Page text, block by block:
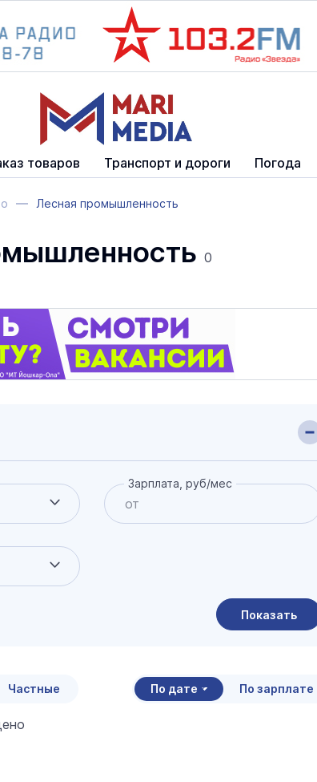
товаров Транспорт и дороги Погода
Лесная промышленность
9 января 12:00
0
Зарплата, руб/мес
Показать
Частные По дате По зарплате